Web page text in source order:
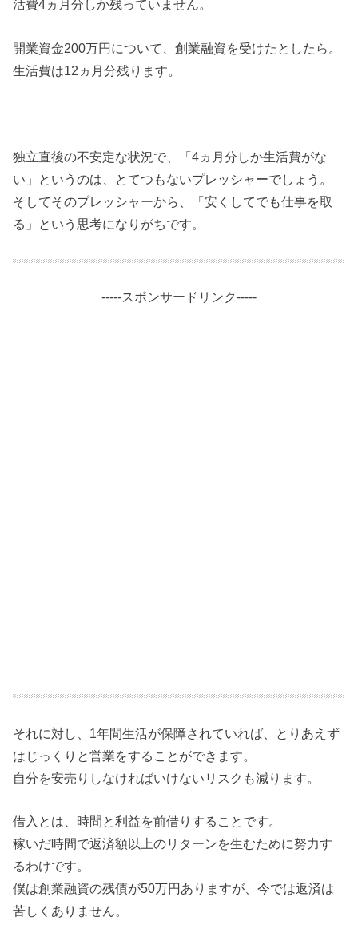
活費4ヵ月分しか残っていません。
開業資金200万円について、創業融資を受けたとしたら。
生活費は12ヵ月分残ります。
独立直後の不安定な状況で、「4ヵ月分しか生活費がな
い」というのは、とてつもないプレッシャーでしょう。
そしてそのプレッシャーから、「安くしてでも仕事を取
る」という思考になりがちです。
-----スポンサードリンク-----
それに対し、1年間生活が保障されていれば、とりあえず
はじっくりと営業をすることができます。
自分を安売りしなければいけないリスクも減ります。
借入とは、時間と利益を前借りすることです。
稼いだ時間で返済額以上のリターンを生むために努力す
るわけです。
僕は創業融資の残債が50万円ありますが、今では返済は
苦しくありません。